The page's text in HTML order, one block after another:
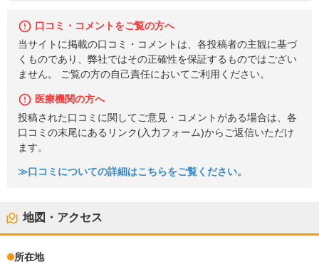
口コミ・コメントをご覧の方へ
当サイトに掲載の口コミ・コメントは、各投稿者の主観に基づ
くものであり、弊社ではその正確性を保証するものではござい
ません。 ご覧の方の自己責任においてご利用ください。
医療機関の方へ
投稿された口コミに関してご意見・コメントがある場合は、各
口コミの末尾にあるリンク(入力フォーム)からご返信いただけ
ます。
≫口コミについての詳細はこちらをご覧ください。
地図・アクセス
所在地